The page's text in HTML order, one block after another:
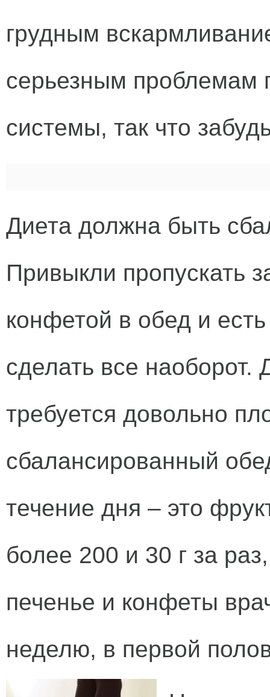
грудным
серьезным проблемам
системы, так что
Диета должна быть
Привыкли пропускать
конфетой в обед и
сделать все наоборот.
требуется довольно
сбалансированный
течение дня – это
более 200 и 30 г за
печенье и конфеты
неделю, в первой